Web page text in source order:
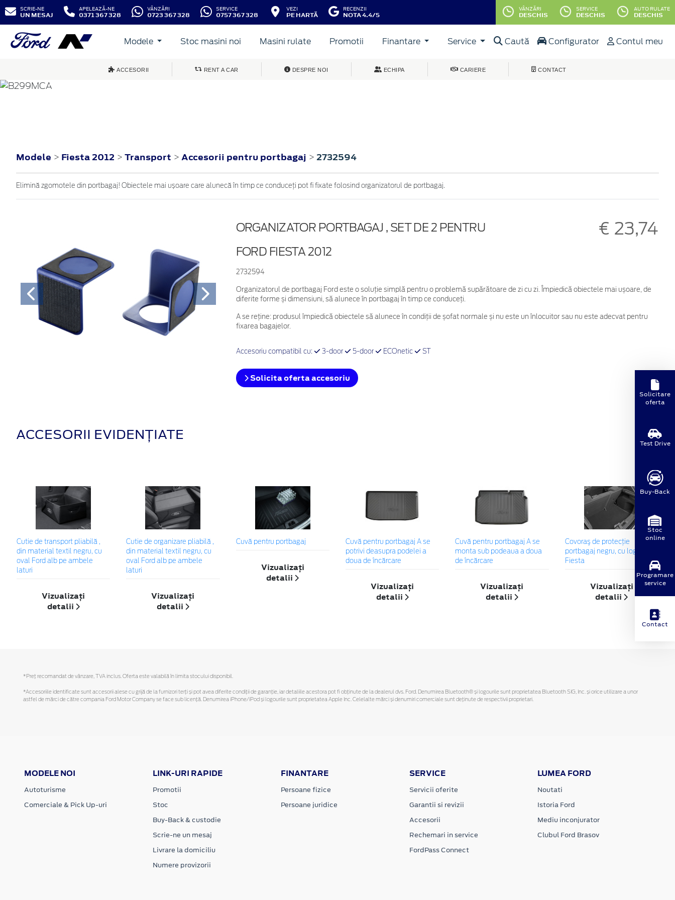
SCRIE-NE
UN MESAJ
APELEAZĂ-NE
0371 367 328
VÂNZĂRI
0723 367 328
SERVICE
0757 367 328
VEZI
PE HARTĂ
RECENZII
NOTA 4.4/5
VÂNZĂRI
DESCHIS
SERVICE
DESCHIS
AUTO RULATE
DESCHIS
Modele Stoc masini noi Masini rulate Promotii Finantare Service Caută Configurator Contul meu
ACCESORII RENT A CAR DESPRE NOI ECHIPA CARIERE CONTACT
FIESTA
Modele > Fiesta 2012 > Transport > Accesorii pentru portbagaj > 2732594
Elimină zgomotele din portbagaj! Obiectele mai ușoare care alunecă în timp ce conduceți pot fi fixate folosind organizatorul de portbagaj.
ORGANIZATOR PORTBAGAJ , SET DE 2 PENTRU
FORD FIESTA 2012
2732594
€ 23,74
Organizatorul de portbagaj Ford este o soluție simplă pentru o problemă supărătoare de zi cu zi. Împiedică obiectele mai ușoare, de
diferite forme și dimensiuni, să alunece în portbagaj în timp ce conduceți.
A se reține: produsul împiedică obiectele să alunece în condiții de șofat normale și nu este un înlocuitor sau nu este adecvat pentru
fixarea bagajelor.
Accesoriu compatibil cu: 3-door 5-door ECOnetic ST
Solicita oferta accesoriu
ACCESORII EVIDENȚIATE
Cutie de transport pliabilă ,
din material textil negru, cu
oval Ford alb pe ambele
laturi
Vizualizați
detalii
Cutie de organizare pliabilă ,
din material textil negru, cu
oval Ford alb pe ambele
laturi
Vizualizați
detalii
Cuvă pentru portbagaj
Vizualizați
detalii
Cuvă pentru portbagaj A se
potrivi deasupra podelei a
doua de încărcare
Vizualizați
detalii
Cuvă pentru portbagaj A se
monta sub podeaua a doua
de încărcare
Vizualizați
detalii
Covoraş de protecţie
portbagaj negru, cu logo-ul
Fiesta
Vizualizați
detalii
*Preţ recomandat de vânzare, TVA inclus. Oferta este valabilă în limita stocului disponibil.
*Accesoriile identificate sunt accesorii alese cu grijă de la furnizori terți și pot avea diferite condiții de garanție, iar detaliile acestora pot fi obținute de la dealerul dvs. Ford. Denumirea Bluetooth® și logourile sunt proprietatea Bluetooth SIG, Inc. și orice utilizare a unor
astfel de mărci de către compania Ford Motor Company se face sub licență. Denumirea iPhone/iPod și logourile sunt proprietatea Apple Inc. Celelalte mărci și denumiri comerciale sunt deținute de respectivii proprietari.
MODELE NOI
Autoturisme
Comerciale & Pick Up-uri
LINK-URI RAPIDE
Promotii
Stoc
Buy-Back & custodie
Scrie-ne un mesaj
Livrare la domiciliu
Numere provizorii
FINANTARE
Persoane fizice
Persoane juridice
SERVICE
Servicii oferite
Garantii si revizii
Accesorii
Rechemari in service
FordPass Connect
LUMEA FORD
Noutati
Istoria Ford
Mediu inconjurator
Clubul Ford Brasov
Solicitare
oferta
Test Drive
Buy-Back
Stoc
online
Programare
service
Contact